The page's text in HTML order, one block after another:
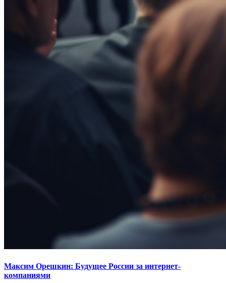
Максим Орешкин: Будущее России за интернет-
компаниями